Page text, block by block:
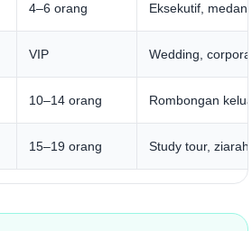
4–6 orang Eksekutif,
VIP Wedding,
10–14 orang Rombongan
15–19 orang Study tour,